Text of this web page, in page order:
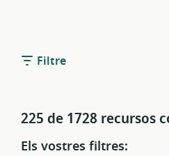
Filtre
225 de 1728 recursos
Els vostres filtres: